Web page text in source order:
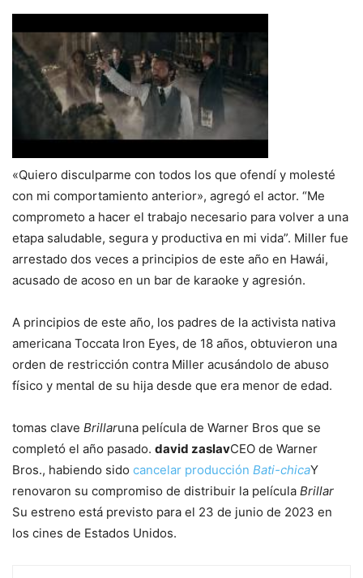
«Quiero disculparme con todos los que ofendí y molesté
con mi comportamiento anterior», agregó el actor. “Me
comprometo a hacer el trabajo necesario para volver a una
etapa saludable, segura y productiva en mi vida”. Miller fue
arrestado dos veces a principios de este año en Hawái,
acusado de acoso en un bar de karaoke y agresión.
A principios de este año, los padres de la activista nativa
americana Toccata Iron Eyes, de 18 años, obtuvieron una
orden de restricción contra Miller acusándolo de abuso
físico y mental de su hija desde que era menor de edad.
tomas clave Brillaruna película de Warner Bros que se
completó el año pasado. david zaslavCEO de Warner
Bros., habiendo sido cancelar producción Bati-chicaY
renovaron su compromiso de distribuir la película Brillar
Su estreno está previsto para el 23 de junio de 2023 en
los cines de Estados Unidos.